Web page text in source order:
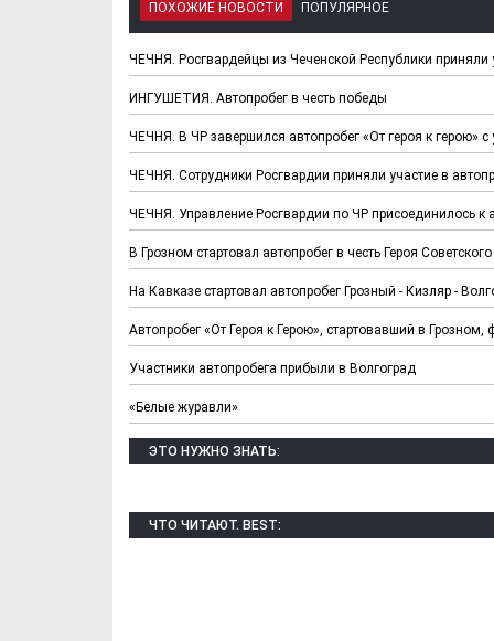
ПОХОЖИЕ НОВОСТИ ПОПУЛЯРНОЕ
ЧЕЧНЯ. Росгвардейцы из Чеченской Республики приняли
ИНГУШЕТИЯ. Автопробег в честь победы
ЧЕЧНЯ. В ЧР завершился автопробег «От героя к герою» с
ЧЕЧНЯ. Сотрудники Росгвардии приняли участие в
ЧЕЧНЯ. Управление Росгвардии по ЧР присоединилось
В Грозном стартовал автопробег в честь Героя
На Кавказе стартовал автопробег Грозный - Кизляр -
Автопробег «От Героя к Герою», стартовавший в
Участники автопробега прибыли в Волгоград
«Белые журавли»
ЭТО НУЖНО ЗНАТЬ:
ЧТО ЧИТАЮТ. BEST: